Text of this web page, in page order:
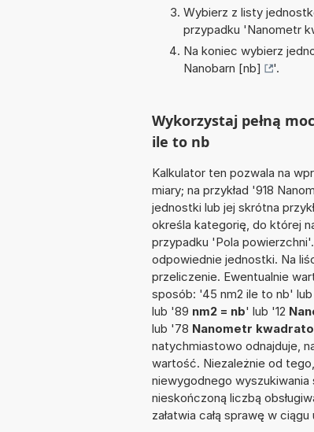
Wybierz z listy
przypadku 'Nanometr
Na koniec wybierz
Nanobarn [nb]
'.
Wykorzystaj pełną
ile to nb
Kalkulator ten pozwala na
miary; na przykład '918
jednostki lub jej skrótna
określa kategorię, do której
przypadku 'Pola
odpowiednie jednostki. Na
przeliczenie. Ewentualnie
sposób: '45 nm2 ile to nb'
lub '89 nm2 = nb' lub '12
lub '78 Nanometr
natychmiastowo odnajduje,
wartość. Niezależnie od
niewygodnego wyszukiwania
nieskończoną liczbą
załatwia całą sprawę w ciągu